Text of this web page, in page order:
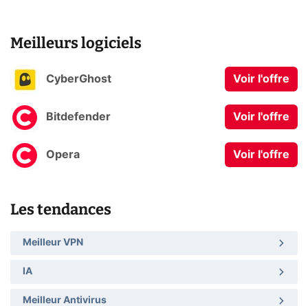
Meilleurs logiciels
CyberGhost Voir l'offre
Bitdefender Voir l'offre
Opera Voir l'offre
Les tendances
Meilleur VPN
IA
Meilleur Antivirus